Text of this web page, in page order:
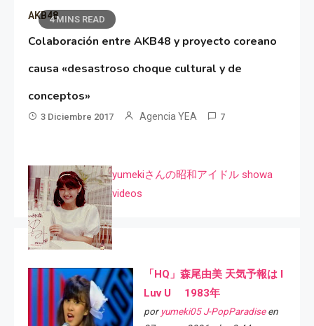
4 MINS READ
AKB48
Colaboración entre AKB48 y proyecto coreano
causa «desastroso choque cultural y de
conceptos»
3 Diciembre 2017 Agencia YEA 7
yumekiさんの昭和アイドル showa
videos
「HQ」森尾由美 天気予報は I
Luv U 1983年
por yumeki05 J-PopParadiseen